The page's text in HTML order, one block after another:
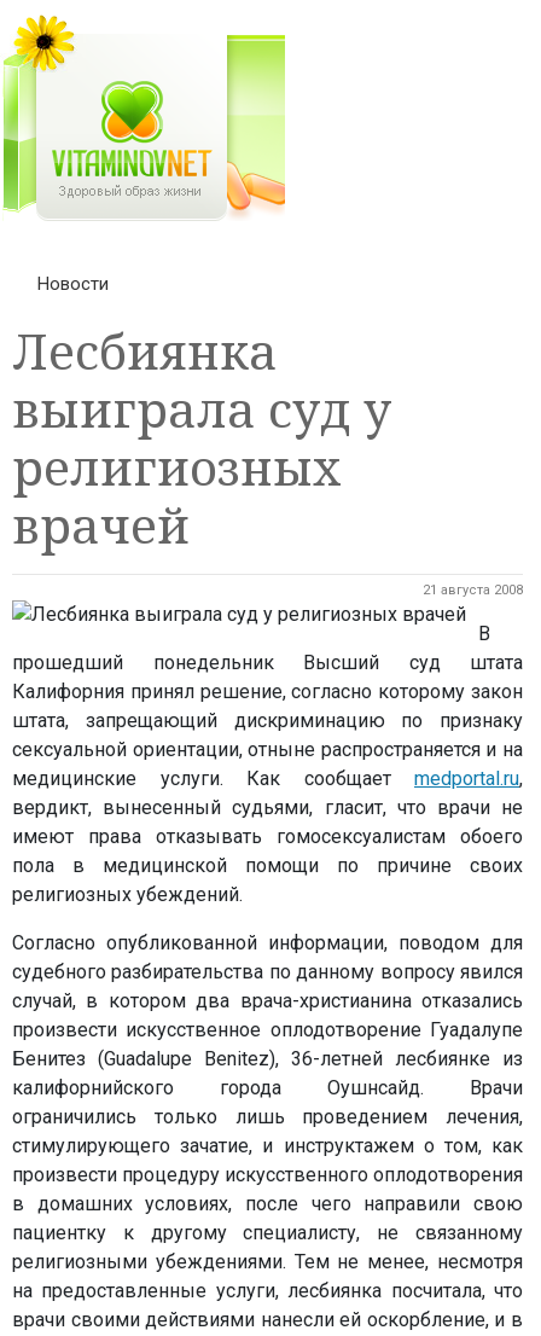
Новости
Лесбиянка
выиграла суд у
религиозных
врачей
21 августа 2008
В
прошедший понедельник Высший суд штата
Калифорния принял решение, согласно которому закон
штата, запрещающий дискриминацию по признаку
сексуальной ориентации, отныне распространяется и на
медицинские услуги. Как сообщает medportal.ru,
вердикт, вынесенный судьями, гласит, что врачи не
имеют права отказывать гомосексуалистам обоего
пола в медицинской помощи по причине своих
религиозных убеждений.
Согласно опубликованной информации, поводом для
судебного разбирательства по данному вопросу явился
случай, в котором два врача-христианина отказались
произвести искусственное оплодотворение Гуадалупе
Бенитез (Guadalupe Benitez), 36-летней лесбиянке из
калифорнийского города Оушнсайд. Врачи
ограничились только лишь проведением лечения,
стимулирующего зачатие, и инструктажем о том, как
произвести процедуру искусственного оплодотворения
в домашних условиях, после чего направили свою
пациентку к другому специалисту, не связанному
религиозными убеждениями. Тем не менее, несмотря
на предоставленные услуги, лесбиянка посчитала, что
врачи своими действиями нанесли ей оскорбление, и в